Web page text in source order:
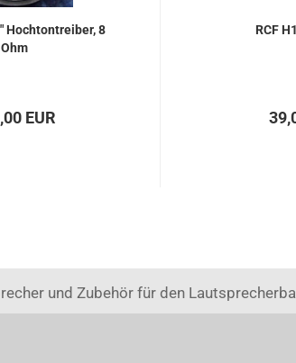
Hochtontreiber, 8
Ohm
EUR
RCF
und Zubehör für den